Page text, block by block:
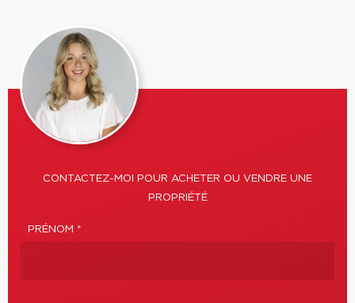
CONTACTEZ-MOI POUR ACHETER OU VENDRE UNE
PROPRIÉTÉ
PRÉNOM *